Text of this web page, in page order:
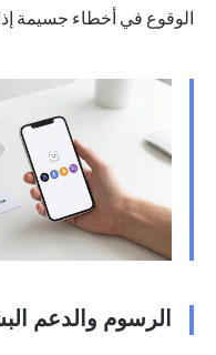
الوقوع في أخطاء جسيمة
الرسوم والدعم